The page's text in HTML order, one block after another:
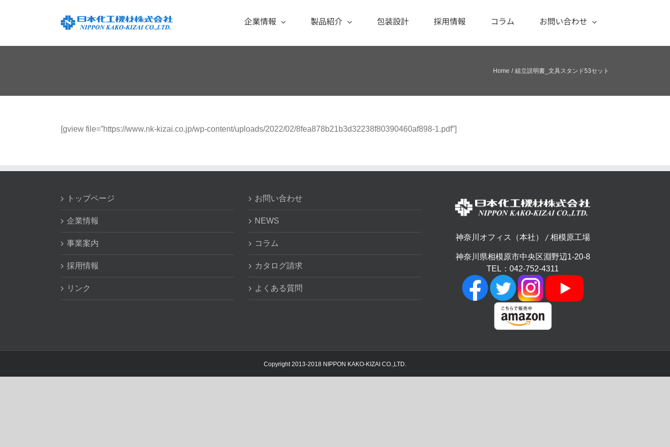
企業情報 製品紹介 包装設計 採用情報 コラム お問い合わせ
Home 組立説明書_文具スタンド53セット
[gview file=”https://www.nk-kizai.co.jp/wp-content/uploads/2022/02/8fea878b21b3d32238f80390460af898-1.pdf”]
トップページ
企業情報
事業案内
採用情報
リンク
お問い合わせ
NEWS
コラム
カタログ請求
よくある質問
神奈川オフィス（本社） / 相模原工場
神奈川県相模原市中央区淵野辺1-20-8
TEL：042-752-4311
Copyright 2013-2018 NIPPON KAKO-KIZAI CO.,LTD.